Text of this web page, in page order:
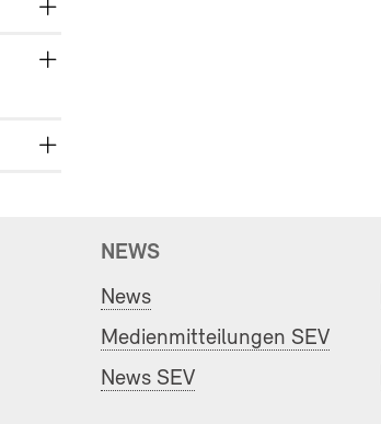
NEWS
News
Medienmitteilungen SEV
News SEV